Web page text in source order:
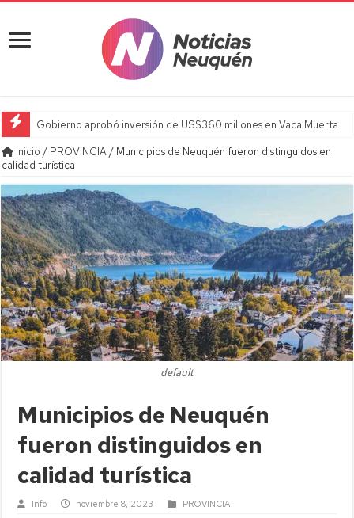
Gobierno aprobó inversión de US$360 millones en Vaca Muerta
Inicio / PROVINCIA/ Municipios de Neuquén fueron distinguidos en
calidad turística
default
Municipios de Neuquén
fueron distinguidos en
calidad turística
Info noviembre 8, 2023 PROVINCIA